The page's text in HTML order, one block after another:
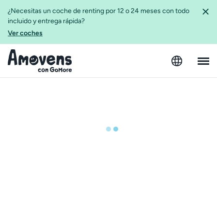
¿Necesitas un coche de renting por 12 o 24 meses con todo
incluido y entrega rápida?
Ver coches